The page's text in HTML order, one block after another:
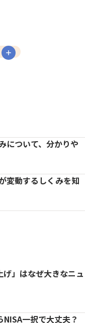
について、分かりや
変動するしくみを知
」はなぜ大きなニュ
一択で大丈夫？